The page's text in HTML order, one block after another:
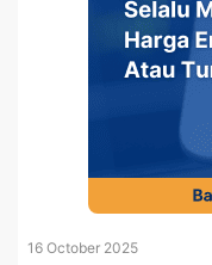
16 October 2025